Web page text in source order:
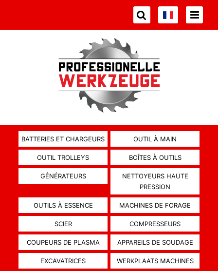
BATTERIES ET CHARGEURS OUTIL À MAIN
OUTIL TROLLEYS BOÎTES À OUTILS
GÉNÉRATEURS
NETTOYEURS HAUTE
PRESSION
OUTILS À ESSENCE MACHINES DE FORAGE
SCIER COMPRESSEURS
COUPEURS DE PLASMA APPAREILS DE SOUDAGE
EXCAVATRICES WERKPLAATS MACHINES